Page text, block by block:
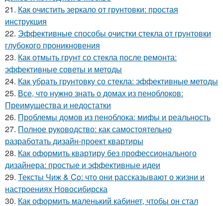
21. Как очистить зеркало от грунтовки: простая
инструкция
22. Эффективные способы очистки стекла от грунтовки
глубокого проникновения
23. Как отмыть грунт со стекла после ремонта:
эффективные советы и методы
24. Как убрать грунтовку со стекла: эффективные методы
25. Все, что нужно знать о домах из пеноблоков:
Преимущества и недостатки
26. Проблемы домов из пеноблока: мифы и реальность
27. Полное руководство: как самостоятельно
разработать дизайн-проект квартиры
28. Как оформить квартиру без профессионального
дизайнера: простые и эффективные идеи
29. Тексты Чиж & Co: что они рассказывают о жизни и
настроениях Новосибирска
30. Как оформить маленький кабинет, чтобы он стал